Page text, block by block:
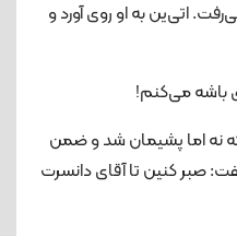
اتی‌ین به او روی آورد و
باشه می‌کنم!
نه اما پشیمان شد و ضمن
صبر کنین تا آقای دانسرت